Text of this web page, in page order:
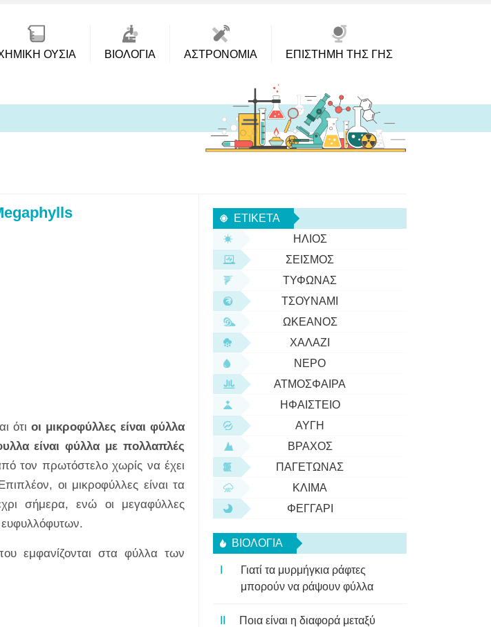
ΟΥΣΊΑ ΒΙΟΛΟΓΊΑ ΑΣΤΡΟΝΟΜΊΑ ΕΠΙΣΤΉΜΗ ΤΗΣ ΓΗΣ
ότι οι μικροφύλλες είναι φύλλα
είναι φύλλα με πολλαπλές
τον πρωτόστελο χωρίς να έχει
οι μικροφύλλες είναι τα
σήμερα, ενώ οι μεγαφύλλες
εμφανίζονται στα φύλλα των
ΕΤΙΚΈΤΑ
ΉΛΙΟΣ
ΣΕΙΣΜΌΣ
ΤΥΦΏΝΑΣ
ΤΣΟΥΝΆΜΙ
ΩΚΕΑΝΌΣ
ΧΑΛΆΖΙ
ΝΕΡΌ
ΑΤΜΌΣΦΑΙΡΑ
ΗΦΑΊΣΤΕΙΟ
ΑΥΓΉ
ΒΡΆΧΟΣ
ΠΑΓΕΤΏΝΑΣ
ΚΛΊΜΑ
ΦΕΓΓΆΡΙ
ΒΙΟΛΟΓΊΑ
Γιατί τα μυρμήγκια ράφτες
μπορούν να ράψουν φύλλα
Ποια είναι η διαφορά μεταξύ